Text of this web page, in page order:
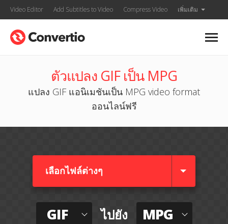
Video Editor Add Subtitles to Video Compress Video เพิ่มเติม
ตัวแปลง GIF เป็น MPG
แปลง GIF แอนิเมชันเป็น MPG video format
ออนไลน์ฟรี
เลือกไฟล์ต่างๆ​
GIF ไปยัง MPG